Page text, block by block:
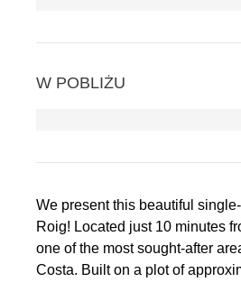
W POBLIŻU
We present this beautiful
Roig! Located just 10 minutes
one of the most sought-after
Costa. Built on a plot of